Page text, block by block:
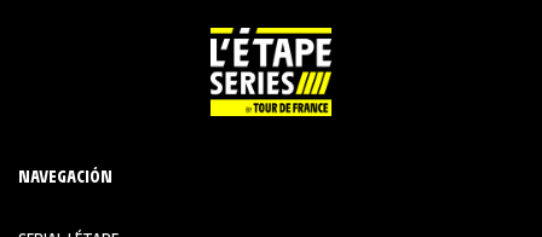
NAVEGACIÓN